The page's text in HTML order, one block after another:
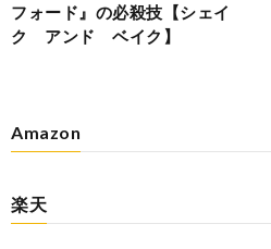
フォード』の必殺技【シェイ
ク アンド ベイク】
Amazon
楽天